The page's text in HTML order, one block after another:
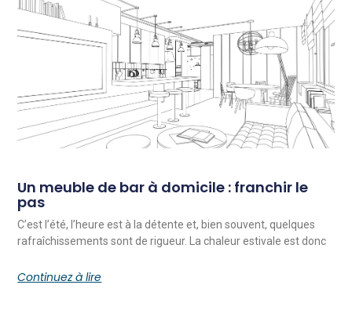
Un meuble de bar à domicile : franchir le
pas
C’est l’été, l’heure est à la détente et, bien souvent, quelques
rafraîchissements sont de rigueur. La chaleur estivale est donc
Continuez à lire